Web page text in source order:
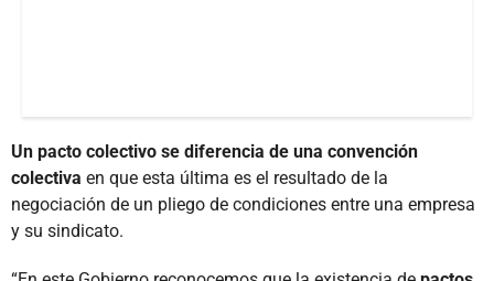
Un pacto colectivo se diferencia de una convención
colectiva en que esta última es el resultado de la
negociación de un pliego de condiciones entre una empresa
y su sindicato.